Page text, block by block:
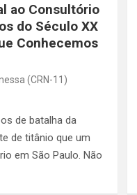
ao Consultório
do Século XX
Conhecemos
(CRN-11)
de batalha da
de titânio que um
em São Paulo. Não